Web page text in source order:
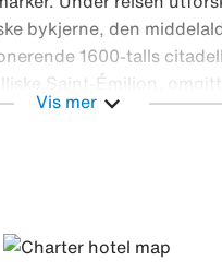
bykjerne, den
1600-talls
Saint-Émilion, omgitt
hvor druene til noen av
· helpensjon om bord ·
Vis mer expand_more